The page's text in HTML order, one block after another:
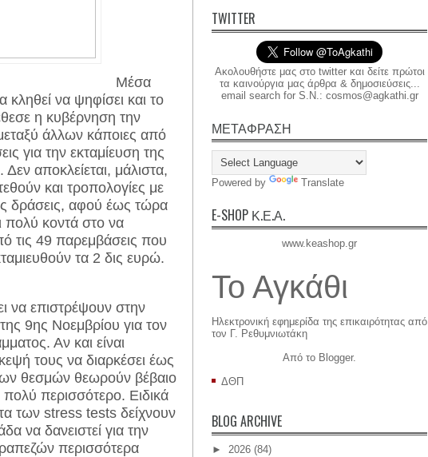
Μέσα
να ψηφίσει και το
η κυβέρνηση την
άλλων κάποιες από
για την εκταμίευση της
αποκλείεται, μάλιστα,
και τροπολογίες με
δράσεις, αφού έως τώρα
πολύ κοντά στο να
τις 49 παρεμβάσεις που
τα 2 δις ευρώ.
να επιστρέψουν στην
9ης Νοεμβρίου για τον
Αν και είναι
τους να διαρκέσει έως
θεσμών θεωρούν βέβαιο
πολύ περισσότερο. Ειδικά
των stress tests δείχνουν
να δανειστεί για την
περισσότερα
TWITTER
Ακολουθήστε μας στο twitter και δείτε πρώτοι
τα καινούργια μας άρθρα & δημοσιεύσεις...
email search for S.N.: cosmos@agkathi.gr
ΜΕΤΑΦΡΑΣΗ
Powered by Translate
E-SHOP Κ.Ε.Α.
www.keashop.gr
Το Αγκάθι
Ηλεκτρονική εφημερίδα της επικαιρότητας από
τον Γ. Ρεθυμνιωτάκη
Από το Blogger.
ΔΘΠ
BLOG ARCHIVE
► 2026 (84)